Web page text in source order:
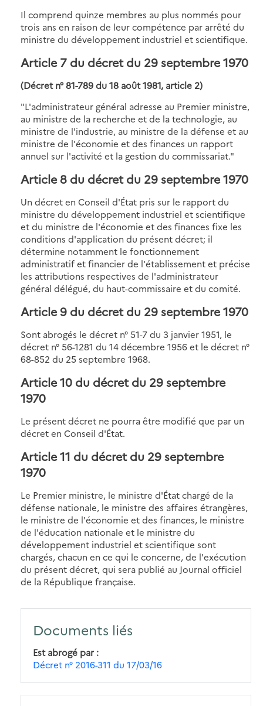
Il comprend quinze membres au plus nommés pour
trois ans en raison de leur compétence par arrêté du
ministre du développement industriel et scientifique.
Article 7 du décret du 29 septembre 1970
(Décret n° 81-789 du 18 août 1981, article 2)
"L'administrateur général adresse au Premier ministre,
au ministre de la recherche et de la technologie, au
ministre de l'industrie, au ministre de la défense et au
ministre de l'économie et des finances un rapport
annuel sur l'activité et la gestion du commissariat."
Article 8 du décret du 29 septembre 1970
Un décret en Conseil d'État pris sur le rapport du
ministre du développement industriel et scientifique
et du ministre de l'économie et des finances fixe les
conditions d'application du présent décret; il
détermine notamment le fonctionnement
administratif et financier de l'établissement et précise
les attributions respectives de l'administrateur
général délégué, du haut-commissaire et du comité.
Article 9 du décret du 29 septembre 1970
Sont abrogés le décret n° 51-7 du 3 janvier 1951, le
décret n° 56-1281 du 14 décembre 1956 et le décret n°
68-852 du 25 septembre 1968.
Article 10 du décret du 29 septembre
1970
Le présent décret ne pourra être modifié que par un
décret en Conseil d'État.
Article 11 du décret du 29 septembre
1970
Le Premier ministre, le ministre d'État chargé de la
défense nationale, le ministre des affaires étrangères,
le ministre de l'économie et des finances, le ministre
de l'éducation nationale et le ministre du
développement industriel et scientifique sont
chargés, chacun en ce qui le concerne, de l'exécution
du présent décret, qui sera publié au Journal officiel
de la République française.
Documents liés
Est abrogé par
Décret n° 2016-311 du 17/03/16